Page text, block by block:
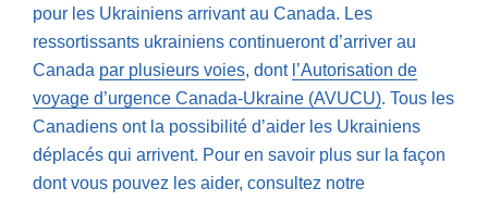
pour les Ukrainiens arrivant au Canada. Les
ressortissants ukrainiens continueront d’arriver au
Canada par plusieurs voies, dont l’Autorisation de
voyage d’urgence Canada-Ukraine (AVUCU). Tous les
Canadiens ont la possibilité d’aider les Ukrainiens
déplacés qui arrivent. Pour en savoir plus sur la façon
dont vous pouvez les aider, consultez notre